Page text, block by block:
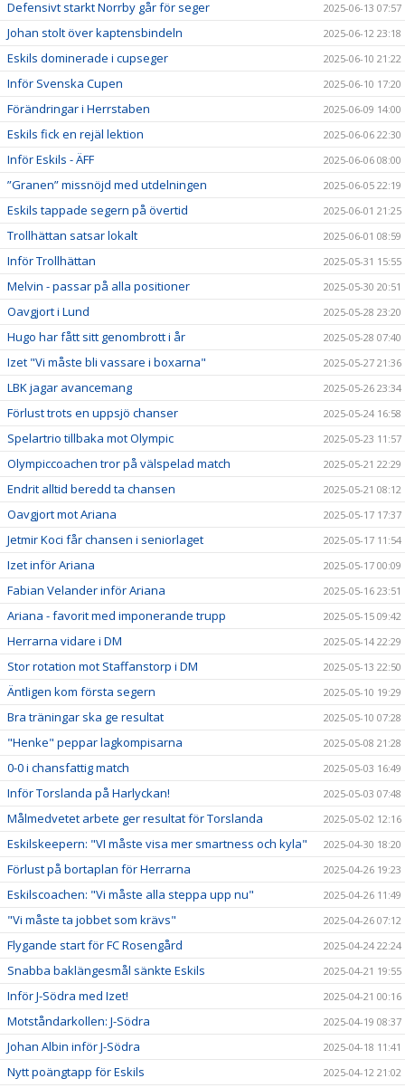
Defensivt starkt Norrby går för seger 2025-06-13 07:57
Johan stolt över kaptensbindeln 2025-06-12 23:18
Eskils dominerade i cupseger 2025-06-10 21:22
Inför Svenska Cupen 2025-06-10 17:20
Förändringar i Herrstaben 2025-06-09 14:00
Eskils fick en rejäl lektion 2025-06-06 22:30
Inför Eskils - ÄFF 2025-06-06 08:00
”Granen” missnöjd med utdelningen 2025-06-05 22:19
Eskils tappade segern på övertid 2025-06-01 21:25
Trollhättan satsar lokalt 2025-06-01 08:59
Inför Trollhättan 2025-05-31 15:55
Melvin - passar på alla positioner 2025-05-30 20:51
Oavgjort i Lund 2025-05-28 23:20
Hugo har fått sitt genombrott i år 2025-05-28 07:40
Izet "Vi måste bli vassare i boxarna" 2025-05-27 21:36
LBK jagar avancemang 2025-05-26 23:34
Förlust trots en uppsjö chanser 2025-05-24 16:58
Spelartrio tillbaka mot Olympic 2025-05-23 11:57
Olympiccoachen tror på välspelad match 2025-05-21 22:29
Endrit alltid beredd ta chansen 2025-05-21 08:12
Oavgjort mot Ariana 2025-05-17 17:37
Jetmir Koci får chansen i seniorlaget 2025-05-17 11:54
Izet inför Ariana 2025-05-17 00:09
Fabian Velander inför Ariana 2025-05-16 23:51
Ariana - favorit med imponerande trupp 2025-05-15 09:42
Herrarna vidare i DM 2025-05-14 22:29
Stor rotation mot Staffanstorp i DM 2025-05-13 22:50
Äntligen kom första segern 2025-05-10 19:29
Bra träningar ska ge resultat 2025-05-10 07:28
"Henke" peppar lagkompisarna 2025-05-08 21:28
0-0 i chansfattig match 2025-05-03 16:49
Inför Torslanda på Harlyckan! 2025-05-03 07:48
Målmedvetet arbete ger resultat för Torslanda 2025-05-02 12:16
Eskilskeepern: "VI måste visa mer smartness och kyla" 2025-04-30 18:20
Förlust på bortaplan för Herrarna 2025-04-26 19:23
Eskilscoachen: "Vi måste alla steppa upp nu" 2025-04-26 11:49
"Vi måste ta jobbet som krävs" 2025-04-26 07:12
Flygande start för FC Rosengård 2025-04-24 22:24
Snabba baklängesmål sänkte Eskils 2025-04-21 19:55
Inför J-Södra med Izet! 2025-04-21 00:16
Motståndarkollen: J-Södra 2025-04-19 08:37
Johan Albin inför J-Södra 2025-04-18 11:41
Nytt poängtapp för Eskils 2025-04-12 21:02